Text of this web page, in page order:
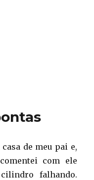
de meu pai e,
com ele
falhando.